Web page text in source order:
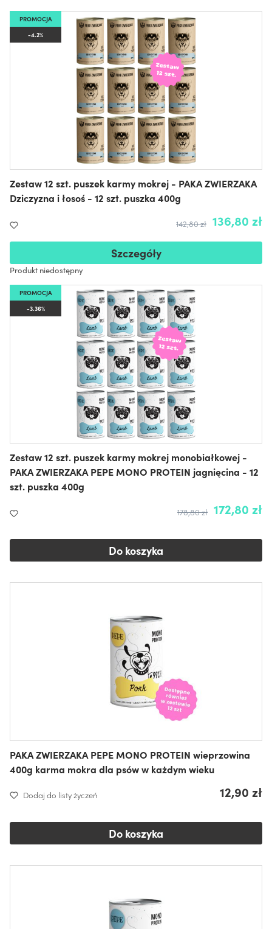
PROMOCJA
-4.2%
Zestaw 12 szt. puszek karmy mokrej - PAKA ZWIERZAKA
Dziczyzna i łosoś - 12 szt. puszka 400g
136,80 zł
142,80 zł
Szczegóły
Produkt niedostępny
PROMOCJA
-3.36%
Zestaw 12 szt. puszek karmy mokrej monobiałkowej -
PAKA ZWIERZAKA PEPE MONO PROTEIN jagnięcina - 12
szt. puszka 400g
172,80 zł
178,80 zł
Do koszyka
PAKA ZWIERZAKA PEPE MONO PROTEIN wieprzowina
400g karma mokra dla psów w każdym wieku
Dodaj do listy życzeń 12,90 zł
Do koszyka